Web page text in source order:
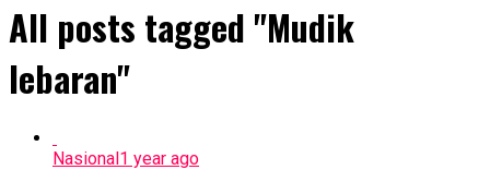
All posts tagged "Mudik
lebaran"
Nasional1 year ago